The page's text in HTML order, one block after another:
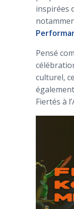
inspirées
Pensé
culturel,
Fiertés à